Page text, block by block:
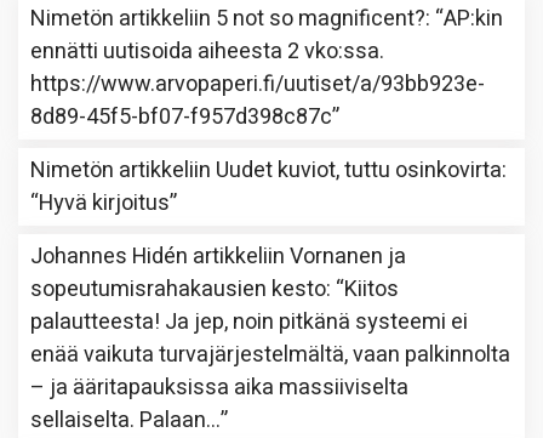
Nimetön artikkeliin 5 not so magnificent?: “AP:kin
ennätti uutisoida aiheesta 2 vko:ssa.
https://www.arvopaperi.fi/uutiset/a/93bb923e-
8d89-45f5-bf07-f957d398c87c”
Nimetön artikkeliin Uudet kuviot, tuttu osinkovirta:
“Hyvä kirjoitus”
Johannes Hidén artikkeliinVornanen ja
sopeutumisrahakausien kesto: “Kiitos
palautteesta! Ja jep, noin pitkänä systeemi ei
enää vaikuta turvajärjestelmältä, vaan palkinnolta
– ja ääritapauksissa aika massiiviselta
sellaiselta. Palaan…”